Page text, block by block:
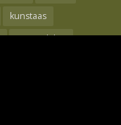
kunstaas
oppervlakte